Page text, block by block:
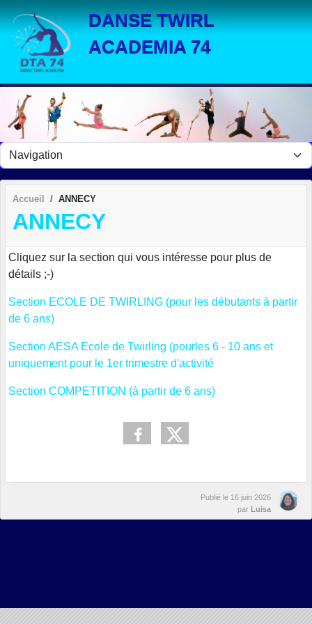
DANSE TWIRL
ACADEMIA 74
Accueil ANNECY
ANNECY
Cliquez sur la section qui vous intéresse pour plus de
détails ;-)
Section ECOLE DE TWIRLING (pour les débutants à partir
de 6 ans)
Section AESA Ecole de Twirling (pourles 6 - 10 ans et
uniquement pour le 1er trimestre d'activité
Section COMPETITION (à partir de 6 ans)
Publié le 16 juin 2026
par Luisa